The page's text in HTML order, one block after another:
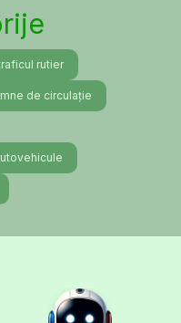
rutier
de circulație